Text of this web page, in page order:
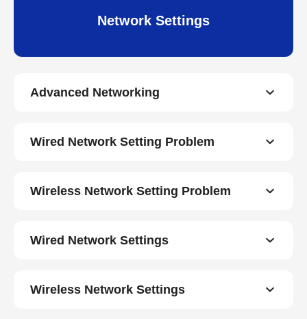
Network Settings
Advanced Networking
Wired Network Setting Problem
Wireless Network Setting Problem
Wired Network Settings
Wireless Network Settings